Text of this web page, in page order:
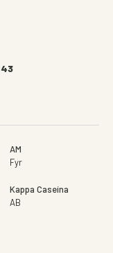
AM
Fyr
Kappa Caseína
AB